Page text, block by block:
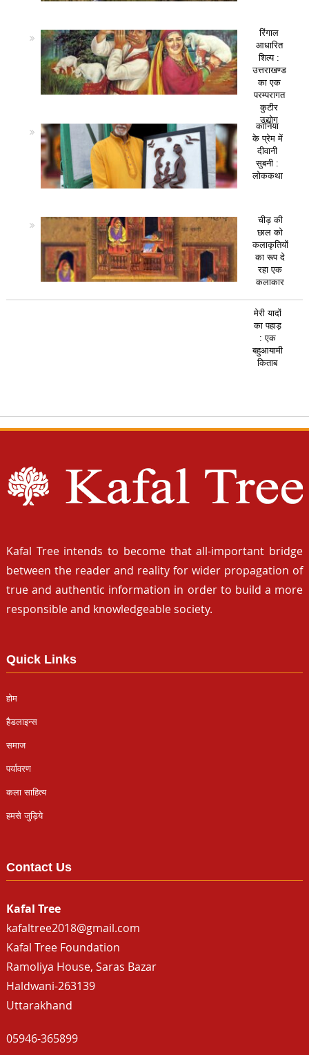
रिंगाल
आधारित
शिल्प :
उत्तराखण्ड
का एक
परम्परागत
कुटीर
उद्योग
कानिया
के प्रेम में
दीवानी
सुबनी :
लोककथा
चीड़ की
छाल को
कलाकृतियों
का रूप दे
रहा एक
कलाकार
मेरी यादों
का पहाड़
: एक
बहुआयामी
किताब
Kafal Tree intends to become that all-important bridge
between the reader and reality for wider propagation of
true and authentic information in order to build a more
responsible and knowledgeable society.
Quick Links
होम
हैडलाइन्स
समाज
पर्यावरण
कला साहित्य
हमसे जुड़िये
Contact Us
Kafal Tree
kafaltree2018@gmail.com
Kafal Tree Foundation
Ramoliya House, Saras Bazar
Haldwani-263139
Uttarakhand
05946-365899